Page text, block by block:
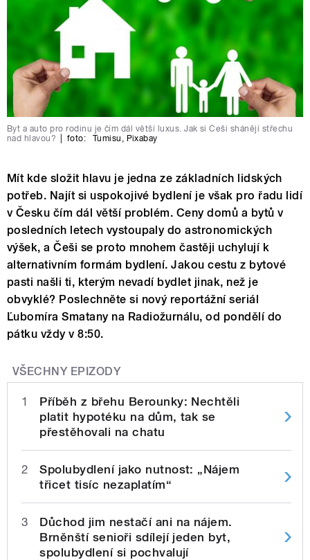
Byt a auto pro rodinu je čím dál větší luxus. Jak si Češi shánějí střechu
nad hlavou?
foto: Tumisu , Pixabay
Mít kde složit hlavu je jedna ze základních lidských
potřeb. Najít si uspokojivé bydlení je však pro řadu lidí
v Česku čím dál větší problém. Ceny domů a bytů v
posledních letech vystoupaly do astronomických
výšek, a Češi se proto mnohem častěji uchylují k
alternativním formám bydlení. Jakou cestu z bytové
pasti našli ti, kterým nevadí bydlet jinak, než je
obvyklé? Poslechněte si nový reportážní seriál
Ľubomíra Smatany na Radiožurnálu, od pondělí do
pátku vždy v 8:50.
VŠECHNY EPIZODY
1
Příběh z břehu Berounky: Nechtěli
platit hypotéku na dům, tak se
přestěhovali na chatu
2
Spolubydlení jako nutnost: „Nájem
třicet tisíc nezaplatím“
3
Důchod jim nestačí ani na nájem.
Brněnští senioři sdílejí jeden byt,
spolubydlení si pochvalují